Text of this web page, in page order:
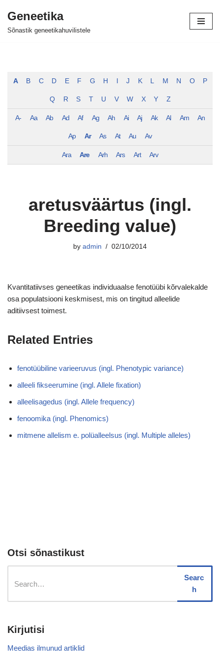
Skip
Geneetika
Sõnastik geneetikahuvilistele
A B C D E F G H J K L M N O P
Q R S T U V W X Y Z
A- Aa Ab Ad Af Ag Ah Ai Aj Ak Al Am An
Ap Ar As At Au Av
Ara Are Arh Ars Art Arv
aretusväärtus (ingl.
Breeding value)
by admin 02/10/2014
Kvantitatiivses geneetikas individuaalse fenotüübi kõrvalekalde
osa populatsiooni keskmisest, mis on tingitud alleelide
aditiivsest toimest.
Related Entries
fenotüübiline varieeruvus (ingl. Phenotypic variance)
alleeli fikseerumine (ingl. Allele fixation)
alleelisagedus (ingl. Allele frequency)
fenoomika (ingl. Phenomics)
mitmene allelism e. polüalleelsus (ingl. Multiple alleles)
Otsi sõnastikust
Searc
h
Kirjutisi
Meedias ilmunud artiklid